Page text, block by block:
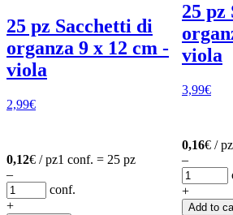
25 pz Sacchetti di
organza 9 x 12 cm -
viola
2,99€
0,12€ / pz1 conf. = 25 pz
–
conf.
+
25 pz
viola
3,99€
0,16€ / pz
–
+
Add to